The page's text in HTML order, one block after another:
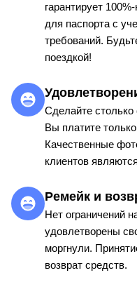
гарантирует
для паспорта с
требований.
поездкой!
Сделайте
Вы платите
Качественные
клиентов
Ремейк и
Нет ограничений
удовлетворены
моргнули.
возврат средств.